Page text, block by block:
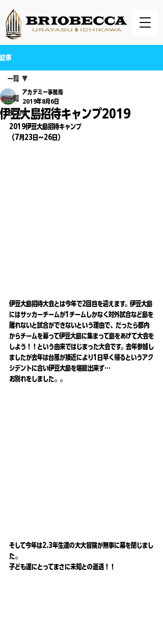
記事
一覧
BLOG
一覧
伊豆大島招待キャンプ2019
アカデミー事務局
2019年8月6日
2019伊豆大島招待キャンプ
（7月23日〜26日）
伊豆大島招待大会とは今年で2回目を迎えます。伊豆大島
にはサッカーチームが1チームしかなく対外試合など島を
離れないと試合ができないという理由で、だったら都内
からチームを募って伊豆大島に集まって島をあげて大会を
しよう！！という由来ではじまった大会です。去年参加し
ましたが去年は台風が接近により1日早く帰るというアク
シデントに合い伊豆大島を堪能出来ず…
お別れをしました。。
そして今年は2.3年生達の大大冒険が無事に幕を閉じまし
た。
子ども達にとってまさに未知との遭遇！！